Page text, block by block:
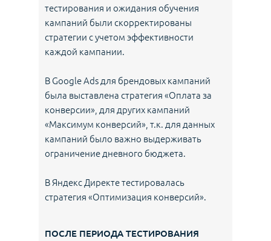
тестирования и ожидания обучения
кампаний были скорректированы
стратегии с учетом эффективности
каждой кампании.
В Google Ads для брендовых кампаний
была выставлена стратегия «Оплата за
конверсии», для других кампаний
«Максимум конверсий», т.к. для данных
кампаний было важно выдерживать
ограничение дневного бюджета.
В Яндекс Директе тестировалась
стратегия «Оптимизация конверсий».
ПОСЛЕ ПЕРИОДА ТЕСТИРОВАНИЯ